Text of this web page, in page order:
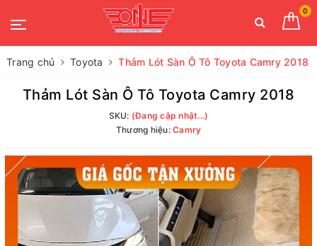
0
Trang chủ Toyota Thảm Lót Sàn Ô Tô Toyota Camry 2018
Thảm Lót Sàn Ô Tô Toyota Camry 2018
SKU: (Đang cập nhật...)
Thương hiệu: Camry